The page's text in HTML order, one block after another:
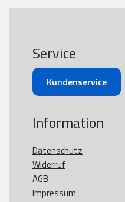
Service
Kundenservice
Information
Datenschutz
Widerruf
AGB
Impressum